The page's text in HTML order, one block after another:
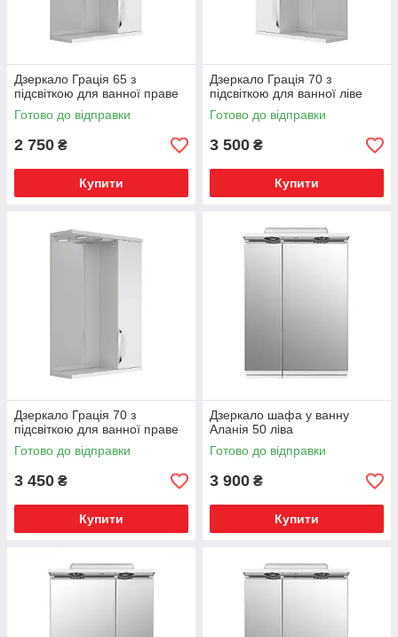
Дзеркало Грація 65 з
підсвіткою для ванної праве
Готово до відправки
2 750 ₴
Купити
Дзеркало Грація 70 з
підсвіткою для ванної ліве
Готово до відправки
3 500 ₴
Купити
Дзеркало Грація 70 з
підсвіткою для ванної праве
Готово до відправки
3 450 ₴
Купити
Дзеркало шафа у ванну
Аланія 50 ліва
Готово до відправки
3 900 ₴
Купити